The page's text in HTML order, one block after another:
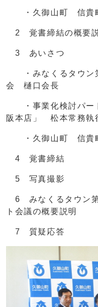
・久御山町 信貴町
2 覚書締結の概要
3 あいさつ
・みなくるタウン
会 樋口会長
・事業化検討パー
阪本店」 松本常務執
・久御山町 信貴
4 覚書締結
5 写真撮影
6 みなくるタウン第
ト会議の概要説明
7 質疑応答